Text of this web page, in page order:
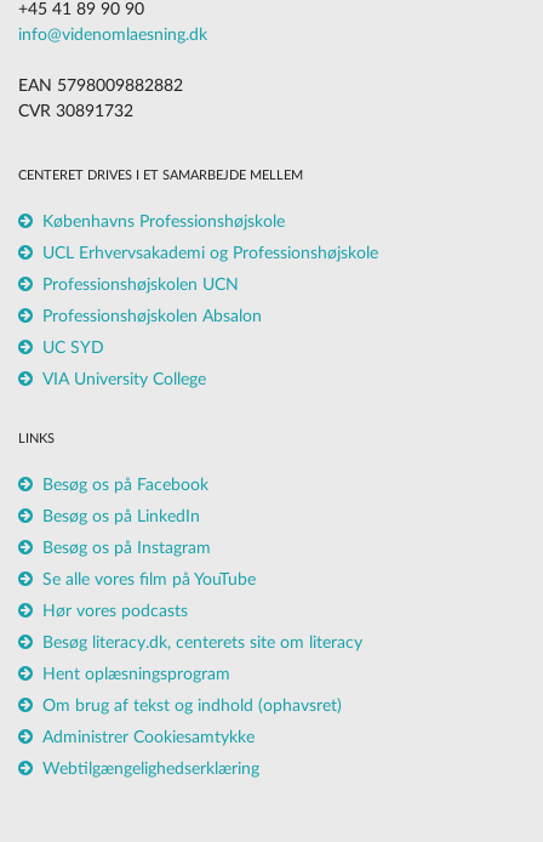
+45 41 89 90 90
info@videnomlaesning.dk
EAN 5798009882882
CVR 30891732
CENTERET DRIVES I ET SAMARBEJDE MELLEM
Københavns Professionshøjskole
UCL Erhvervsakademi og Professionshøjskole
Professionshøjskolen UCN
Professionshøjskolen Absalon
UC SYD
VIA University College
LINKS
Besøg os på Facebook
Besøg os på LinkedIn
Besøg os på Instagram
Se alle vores film på YouTube
Hør vores podcasts
Besøg literacy.dk, centerets site om literacy
Hent oplæsningsprogram
Om brug af tekst og indhold (ophavsret)
Administrer Cookiesamtykke
Webtilgængelighedserklæring